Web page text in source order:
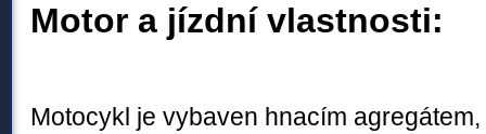
Motor a jízdní vlastnosti:
Motocykl je vybaven hnacím